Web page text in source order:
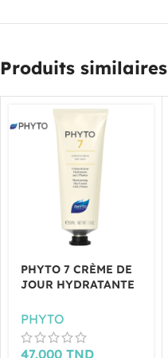
Produits similaires
PHYTO 7 CRÈME DE
JOUR HYDRATANTE
PHYTO
47.000 TND